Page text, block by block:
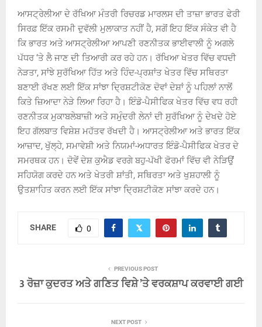
ਆਸਟ੍ਰੇਲੀਆ ਦੇ ਰੱਖਿਆ ਮੰਤਰੀ ਰਿਚਰਡ ਮਾਰਲਸ ਦੀ ਤਾਜ਼ਾ ਭਾਰਤ ਫੇਰੀ
ਸਿਰਫ਼ ਇੱਕ ਰਸਮੀ ਦੁਵੱਲੀ ਮੁਲਾਕਾਤ ਨਹੀਂ ਹੈ, ਸਗੋਂ ਇਹ ਇੱਕ ਸੰਕੇਤ ਵੀ ਹੈ
ਕਿ ਭਾਰਤ ਅਤੇ ਆਸਟ੍ਰੇਲੀਆ ਆਪਣੀ ਰਣਨੀਤਕ ਭਾਈਵਾਲੀ ਨੂੰ ਅਗਲੇ
ਪੱਧਰ ‘ਤੇ ਲੈ ਜਾਣ ਦੀ ਤਿਆਰੀ ਕਰ ਰਹੇ ਹਨ। ਰੱਖਿਆ ਖੇਤਰ ਵਿੱਚ ਵਧਦੀ
ਨੇੜਤਾ, ਸਾਂਝੇ ਸੁਰੱਖਿਆ ਹਿੱਤ ਅਤੇ ਹਿੰਦ-ਪ੍ਰਸ਼ਾਂਤ ਖੇਤਰ ਵਿੱਚ ਸਥਿਰਤਾ
ਬਣਾਈ ਰੱਖਣ ਲਈ ਇੱਕ ਸਾਂਝਾ ਦ੍ਰਿਸ਼ਟੀਕੋਣ ਦੋਵਾਂ ਦੇਸ਼ਾਂ ਨੂੰ ਪਹਿਲਾਂ ਨਾਲੋਂ
ਕਿਤੇ ਜ਼ਿਆਦਾ ਨੇੜੇ ਲਿਆ ਰਿਹਾ ਹੈ। ਇੰਡੋ-ਪੈਸੀਫਿਕ ਖੇਤਰ ਵਿੱਚ ਵਧ ਰਹੀ
ਰਣਨੀਤਕ ਮੁਕਾਬਲੇਬਾਜ਼ੀ ਅਤੇ ਸਮੁੰਦਰੀ ਲੇਨਾਂ ਦੀ ਸੁਰੱਖਿਆ ਨੂੰ ਦੇਖਦੇ ਹੋਏ
ਇਹ ਗੱਲਬਾਤ ਵਿਸ਼ੇਸ਼ ਮਹੱਤਵ ਰੱਖਦੀ ਹੈ। ਆਸਟ੍ਰੇਲੀਆ ਅਤੇ ਭਾਰਤ ਇੱਕ
ਆਜ਼ਾਦ, ਖੁੱਲ੍ਹੇ, ਸਮਾਵੇਸ਼ੀ ਅਤੇ ਨਿਯਮਾਂ-ਅਧਾਰਤ ਇੰਡੋ-ਪੈਸੀਫਿਕ ਖੇਤਰ ਦੇ
ਸਮਰਥਕ ਹਨ। ਦੋਵੇਂ ਦੇਸ਼ ਕੁਐਡ ਵਰਗੇ ਬਹੁ-ਪੱਖੀ ਫੋਰਮਾਂ ਵਿੱਚ ਵੀ ਨੇੜਿਉਂ
ਸਹਿਯੋਗ ਕਰਦੇ ਹਨ ਅਤੇ ਖੇਤਰੀ ਸ਼ਾਂਤੀ, ਸਥਿਰਤਾ ਅਤੇ ਖੁਸ਼ਹਾਲੀ ਨੂੰ
ਉਤਸ਼ਾਹਿਤ ਕਰਨ ਲਈ ਇੱਕ ਸਾਂਝਾ ਦ੍ਰਿਸ਼ਟੀਕੋਣ ਸਾਂਝਾ ਕਰਦੇ ਹਨ।
SHARE 0
PREVIOUS POST
3 ਰੋਜ਼ਾ ਕੁਦਰਤ ਅਤੇ ਗਣਿਤ ਵਿਸ਼ੇ ’ਤੇ ਵਰਕਸ਼ਾਪ ਕਰਵਾਈ ਗਈ
NEXT POST